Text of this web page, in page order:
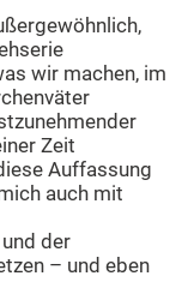
wir machen, im
Zeit
Auffassung
auch mit
der
– und eben